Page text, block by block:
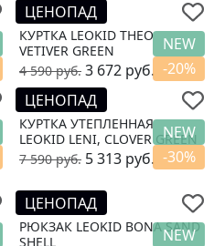
NEW
-20%
ЦЕНОПАД
КУРТКА LEOKID THEO
VETIVER GREEN
4 590руб. 3 672 руб.
NEW
-30%
ЦЕНОПАД
КУРТКА УТЕПЛЕННАЯ
LEOKID LENI, CLOVER GREEN
7 590руб. 5 313 руб.
NEW
ЦЕНОПАД
РЮКЗАК LEOKID BONA SAND
SHELL